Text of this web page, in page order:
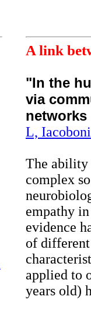
A link
"In the
via
L,
The ability
complex
empathy
evidence
of
applied to
years old)